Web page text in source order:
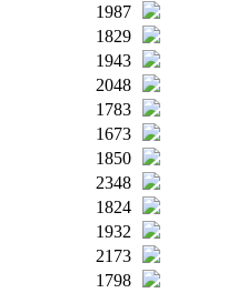
1987
1829
1943
2048
1783
1673
1850
2348
1824
1932
2173
1798